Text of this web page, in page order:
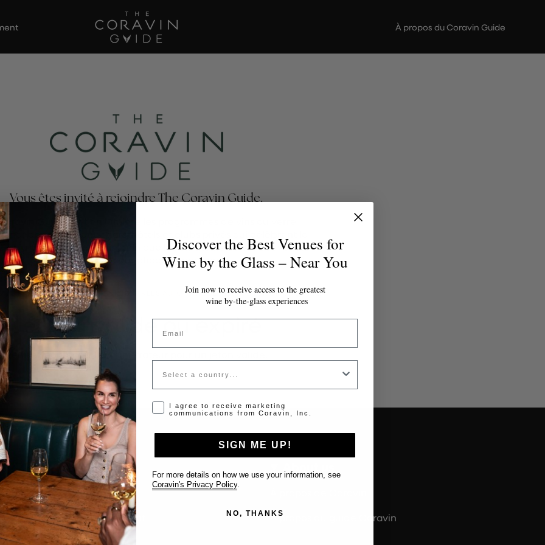
À propos du Coravin Guide
Vous êtes invité à rejoindre The Coravin Guide.
Guide met en lumière les programmes de vins au verre
par des restaurants, bars, hôtels et clubs privés qui célèbrent la
et la découverte du vin, afin que les amateurs de vin trouvent le
verre parfait pour chaque occasion.
VOS MODIFICATIONS SONT ENREGISTRÉES AUTOMATIQUEMENT AU FUR ET À MESURE.
Jeton invalide ou expiré
Veuillez contacter l'administrateur pour un jeton valide.
Support
Nous contacter
Inscrire votre établissement
FAQ
À propos du guide Coravin
Discover the Best Venues for
Wine by the Glass – Near You
Join now to receive access to the greatest
wine by-the-glass experiences
Email
Country
Opt-in disclaimer
I agree to receive marketing
communications from Coravin, Inc.
SIGN ME UP!
For more details on how we use your information, see
Coravin's Privacy Policy
NO, THANKS